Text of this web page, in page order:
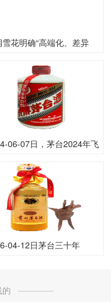
花明确“高端化、差异
06-07日，茅台2024年飞
是多少呢？
04-12日茅台三十年